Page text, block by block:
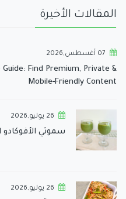
المقالات الأخيرة
07 أغسطس,2026
Guide: Find Premium, Private &
Mobile‑Friendly Content
26 يوليو,2026
سموثي
26 يوليو,2026